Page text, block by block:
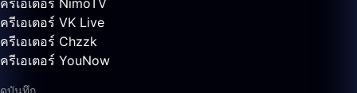
ครีเอเตอร์ NimoTV
ครีเอเตอร์ VK Live
ครีเอเตอร์ Chzzk
ครีเอเตอร์ YouNow